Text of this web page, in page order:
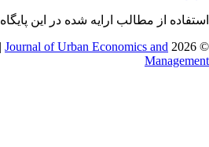
از مطالب ارایه شده در این پایگاه
©
Journal of Urban Economics and